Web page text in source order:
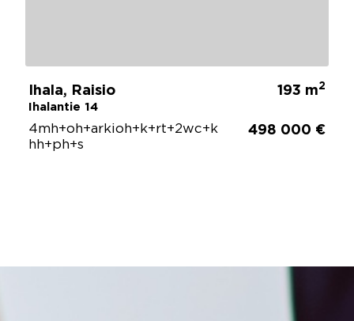
Ihala, Raisio
Ihalantie 14
193 m2
4mh+oh+arkioh+k+rt+2wc+k
hh+ph+s
498 000 €